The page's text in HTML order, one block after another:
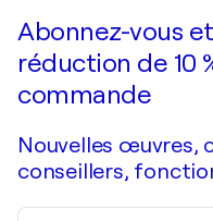
Abonnez-vous
réduction de 10
commande
Nouvelles œuvres,
conseillers,